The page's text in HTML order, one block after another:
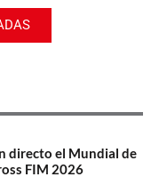
directo el Mundial de
FIM 2026